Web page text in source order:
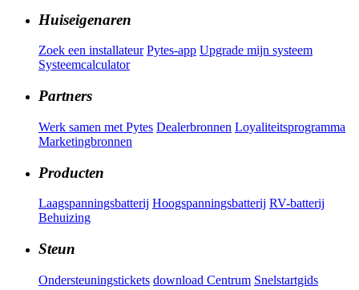
Huiseigenaren
Zoek een installateur Pytes-app Upgrade mijn systeem
Systeemcalculator
Partners
Werk samen met Pytes Dealerbronnen Loyaliteitsprogramma
Marketingbronnen
Producten
Laagspanningsbatterij Hoogspanningsbatterij RV-batterij
Behuizing
Steun
Ondersteuningstickets download Centrum Snelstartgids